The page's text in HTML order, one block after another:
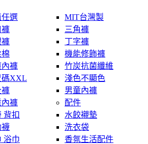
選
MIT台灣製
褲
三角褲
褲
丁字褲
機能修飾褲
褲
竹炭抗菌纖維
碼XXL
淺色不顯色
褲
男童內褲
內褲
配件
背扣
水餃襯墊
襪
洗衣袋
浴巾
香氛生活配件